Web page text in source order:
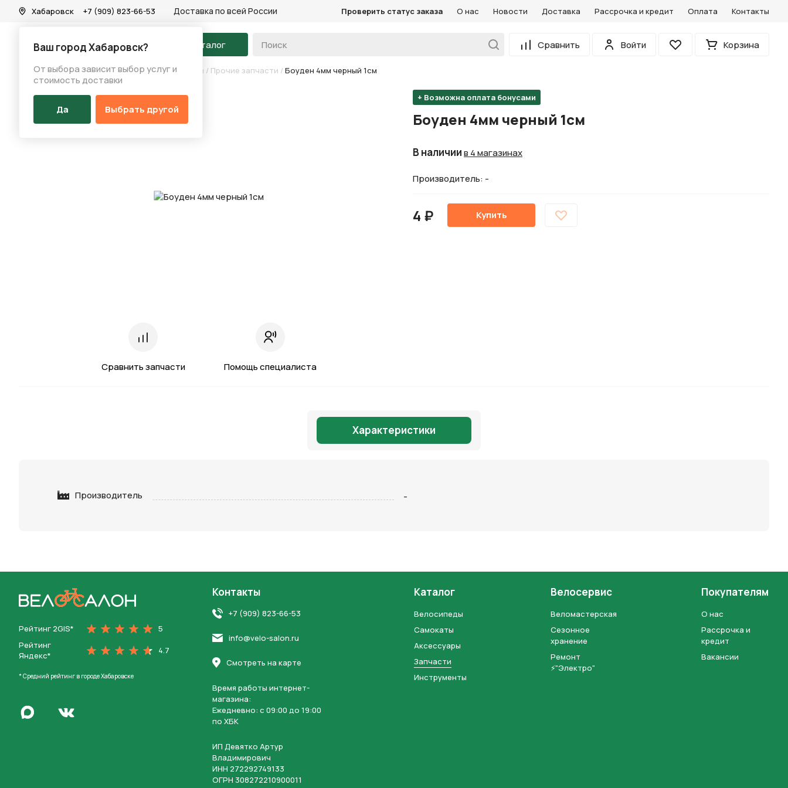
Хабаровск
Ваш город Хабаровск?
От выбора зависит выбор услуг и
стоимость доставки
Да Выбрать другой
+7 (909) 823-66-53 Доставка по всей России Проверить статус заказа О нас Новости Доставка Рассрочка и кредит Оплата Контакты
На главную Каталог Сравнить
Войти
Избранное Корзина
Каталог/Запчасти/Переключение скоростей / Прочие запчасти / Боуден 4мм черный 1см
Сравнить запчасти Помощь специалиста
+ Возможна оплата бонусами
Боуден 4мм черный 1см
В наличиив 4 магазинах
Производитель: -
4 ₽ Купить
Характеристики
Производитель -
Рейтинг 2GIS*
5
Рейтинг
Яндекс*
4.7
* Средний рейтинг в городе Хабаровске
Написать в MaxПерейти во Вконтакте
Контакты
+7 (909) 823-66-53
info@velo-salon.ru
Смотреть на карте
Время работы интернет-
магазина:
Ежедневно: c 09:00 до 19:00
по ХБК
ИП Девятко Артур
Владимирович
ИНН 272292749133
ОГРН 308272210900011
Каталог
Велосипеды
Самокаты
Аксессуары
Запчасти
Инструменты
Велосервис
Веломастерская
Сезонное
хранение
Ремонт
⚡"Электро"
Покупателям
О нас
Рассрочка и
кредит
Вакансии